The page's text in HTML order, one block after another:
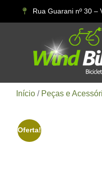
Rua Guarani nº 30 –
Início / Peças e
Oferta!